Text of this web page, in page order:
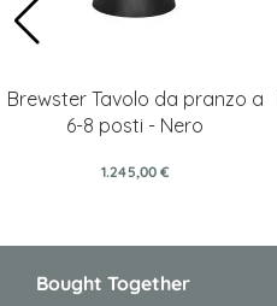
Brewster Tavolo da pranzo a
6-8 posti - Nero
1.245,00 €
Bought Together